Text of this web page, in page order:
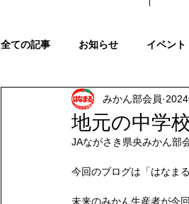
全ての記事 お知らせ イベント
収穫から出荷までの様子 みか
地元の中学
みかん部会員
JAながさき県央みかん部
今回のブログは「はなま
未来のみかん生産者が今